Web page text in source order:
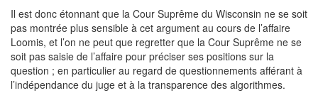
Il est donc étonnant que la Cour Suprême du Wisconsin ne se soit
pas montrée plus sensible à cet argument au cours de l’affaire
Loomis, et l’on ne peut que regretter que la Cour Suprême ne se
soit pas saisie de l’affaire pour préciser ses positions sur la
question ; en particulier au regard de questionnements afférant à
l’indépendance du juge et à la transparence des algorithmes.